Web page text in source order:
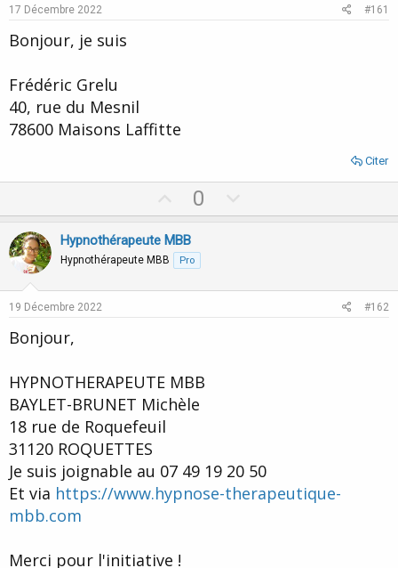
17 Décembre 2022 #161
Bonjour, je suis
Frédéric Grelu
40, rue du Mesnil
78600 Maisons Laffitte
Citer
p
v
o
0
o
Hypnothérapeute MBB
Hypnothérapeute MBB Pro
19 Décembre 2022 #162
Bonjour,
HYPNOTHERAPEUTE MBB
BAYLET-BRUNET Michèle
18 rue de Roquefeuil
31120 ROQUETTES
Je suis joignable au 07 49 19 20 50
Et via https://www.hypnose-therapeutique-
mbb.com
Merci pour l'initiative !